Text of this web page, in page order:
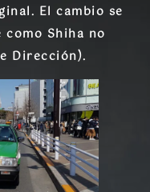
El cambio se
como Shiha no
Dirección).